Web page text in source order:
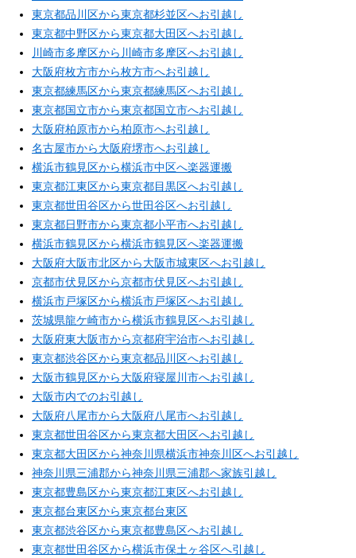
東京都品川区から東京都杉並区へお引越し
東京都中野区から東京都大田区へお引越し
川崎市多摩区から川崎市多摩区へお引越し
大阪府枚方市から枚方市へお引越し
東京都練馬区から東京都練馬区へお引越し
東京都国立市から東京都国立市へお引越し
大阪府柏原市から柏原市へお引越し
名古屋市から大阪府堺市へお引越し
横浜市鶴見区から横浜市中区へ楽器運搬
東京都江東区から東京都目黒区へお引越し
東京都世田谷区から世田谷区へお引越し
東京都日野市から東京都小平市へお引越し
横浜市鶴見区から横浜市鶴見区へ楽器運搬
大阪府大阪市北区から大阪市城東区へお引越し
京都市伏見区から京都市伏見区へお引越し
横浜市戸塚区から横浜市戸塚区へお引越し
茨城県龍ケ崎市から横浜市鶴見区へお引越し
大阪府東大阪市から京都府宇治市へお引越し
東京都渋谷区から東京都品川区へお引越し
大阪市鶴見区から大阪府寝屋川市へお引越し
大阪市内でのお引越し
大阪府八尾市から大阪府八尾市へお引越し
東京都世田谷区から東京都大田区へお引越し
東京都大田区から神奈川県横浜市神奈川区へお引越し
神奈川県三浦郡から神奈川県三浦郡へ家族引越し
東京都豊島区から東京都江東区へお引越し
東京都台東区から東京都台東区
東京都渋谷区から東京都豊島区へお引越し
東京都世田谷区から横浜市保土ヶ谷区へ引越し